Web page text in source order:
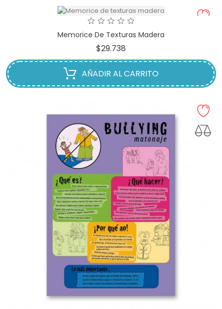
Memorice De Texturas Madera
$29.738
AÑADIR AL CARRITO